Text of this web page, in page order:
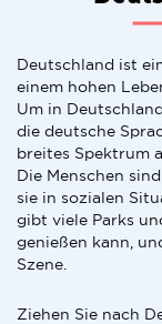
Deutschland ist
einem hohen
Um in
die deutsche
breites Spektrum
Die Menschen
sie in sozialen
gibt viele Parks
genießen kann,
Szene.
Ziehen Sie nach